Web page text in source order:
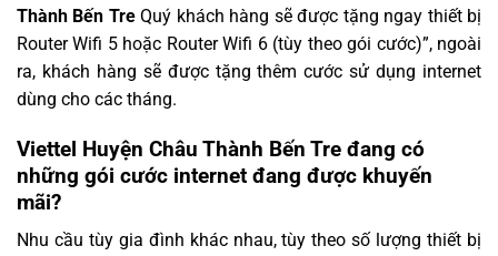
Thành Bến TreQuý khách hàng sẽ được tặng ngay thiết bị
Router Wifi 5 hoặc Router Wifi 6 (tùy theo gói cước)”, ngoài
ra, khách hàng sẽ được tặng thêm cước sử dụng internet
dùng cho các tháng.
Viettel Huyện Châu Thành Bến Tre đang có
những gói cước internet đang được khuyến
mãi?
Nhu cầu tùy gia đình khác nhau, tùy theo số lượng thiết bị